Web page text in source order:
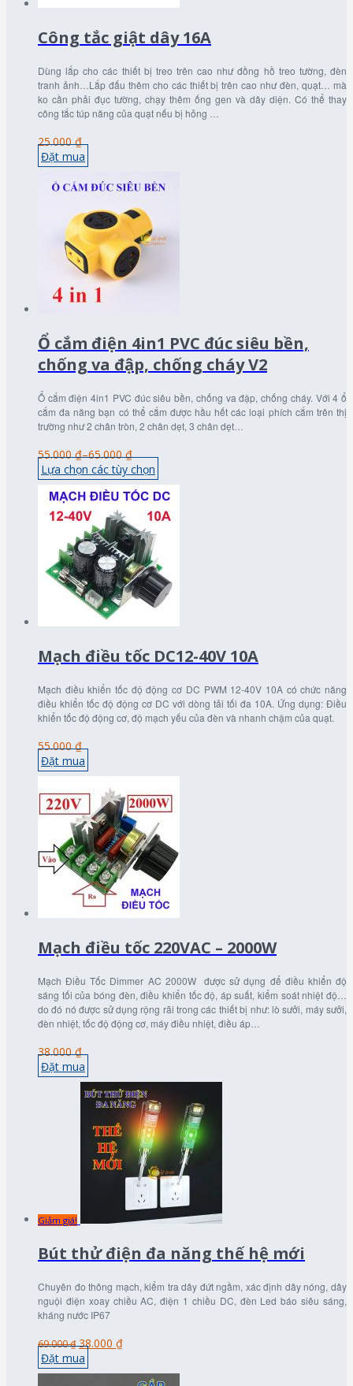
Công tắc giật dây 16A
Dùng lắp cho các thiết bị treo trên cao như đồng hồ treo tường, đèn
tranh ảnh…Lắp đấu thêm cho các thiết bị trên cao như đèn, quạt… mà
ko cần phải đục tường, chạy thêm ống gen và dây diện. Có thể thay
công tắc túp năng của quạt nếu bị hỏng …
25.000 ₫
Đặt mua
Ổ cắm điện 4in1 PVC đúc siêu bền,
chống va đập, chống cháy V2
Ổ cắm điện 4in1 PVC đúc siêu bền, chống va đập, chống cháy. Với 4 ổ
cắm đa năng bạn có thể cắm được hầu hết các loại phích cắm trên thị
trường như 2 chân tròn, 2 chân dẹt, 3 chân dẹt…
55.000 ₫–65.000 ₫
Lựa chọn các tùy chọn
Mạch điều tốc DC12-40V 10A
Mạch điều khiển tốc độ động cơ DC PWM 12-40V 10A có chức năng
điều khiển tốc độ động cơ DC với dòng tải tối đa 10A. Ứng dụng: Điều
khiển tốc độ động cơ, độ mạch yếu của đèn và nhanh chậm của quạt.
55.000 ₫
Đặt mua
Mạch điều tốc 220VAC – 2000W
Mạch Điều Tốc Dimmer AC 2000W được sử dụng để điều khiển độ
sáng tối của bóng đèn, điều khiển tốc độ, áp suất, kiểm soát nhiệt độ…
do đó nó được sử dụng rộng rãi trong các thiết bị như: lò sưởi, máy sưởi,
đèn nhiệt, tốc độ động cơ, máy điều nhiệt, điều áp…
38.000 ₫
Đặt mua
Giảm giá!
Bút thử điện đa năng thế hệ mới
Chuyên đo thông mạch, kiểm tra dây đứt ngầm, xác định dây nóng, dây
nguội điện xoay chiều AC, điện 1 chiều DC, đèn Led báo siêu sáng,
kháng nước IP67
69.000 ₫ 38.000 ₫
Đặt mua